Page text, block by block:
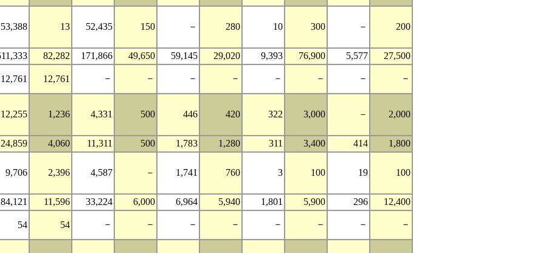
53,388 13 52,435 150 － 280 10 300 － 200
82,282 171,866 49,650 59,145 29,020 9,393 76,900 5,577
27,500
12,761 12,761 － － － － － － － －
12,255 1,236 4,331 500 446 420 322 3,000 － 2,000
24,859 4,060 11,311 500 1,783 1,280 311 3,400 414 1,800
9,706 2,396 4,587 － 1,741 760 3 100 19 100
84,121 11,596 33,224 6,000 6,964 5,940 1,801 5,900 296
12,400
54 54 － － － － － － － －